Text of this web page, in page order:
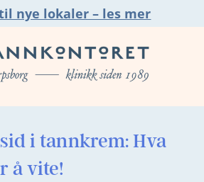
nye lokaler – les mer
i tannkrem: Hva
å vite!